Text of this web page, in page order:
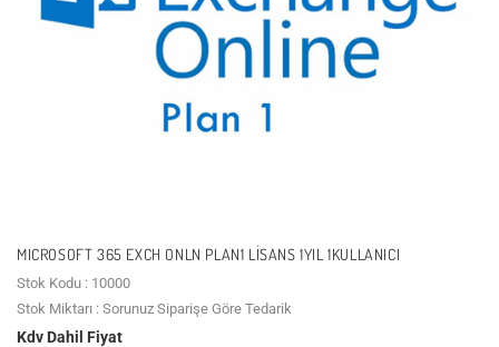
MICROSOFT 365 EXCH ONLN PLAN1 LISANS 1YIL 1KULLANICI
Stok Kodu : 10000
Stok Miktarı : Sorunuz Siparişe Göre Tedarik
Kdv Dahil Fiyat